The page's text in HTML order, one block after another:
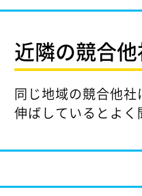
近隣の競合他
同じ地域の競合他
伸ばしているとよく